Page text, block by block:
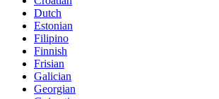
Dutch
Estonian
Filipino
Finnish
Frisian
Galician
Georgian